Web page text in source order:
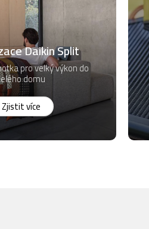
Daikin Split
pro velký výkon do
domu
Zjistit více